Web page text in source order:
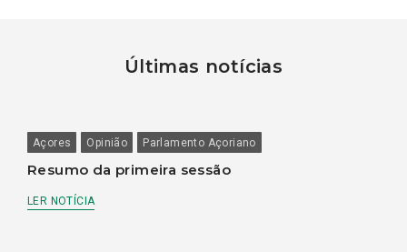
Últimas notícias
Açores Opinião Parlamento Açoriano
Resumo da primeira sessão
LER NOTÍCIA